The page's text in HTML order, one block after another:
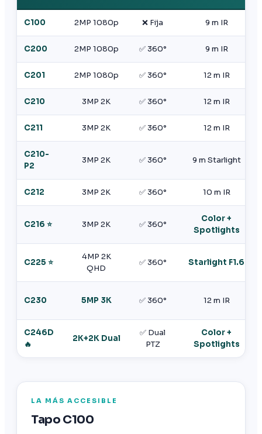
C100 2MP 1080p ❌ Fija 9 m IR
C200 2MP 1080p ✅ 360° 9 m IR
C201 2MP 1080p ✅ 360° 12 m IR
C210 3MP 2K ✅ 360° 12 m IR
C211 3MP 2K ✅ 360° 12 m IR
C210-
P2
3MP 2K ✅ 360° 9 m Starlight
C212 3MP 2K ✅ 360° 10 m IR
C216 ⭐ 3MP 2K ✅ 360°
Color +
Spotlights
C225 ⭐
4MP 2K
QHD
✅ 360° Starlight F1.6
C230 5MP 3K ✅ 360° 12 m IR
C246D
🔥
2K+2K Dual
✅ Dual
PTZ
Color +
Spotlights
LA MÁS ACCESIBLE
Tapo C100